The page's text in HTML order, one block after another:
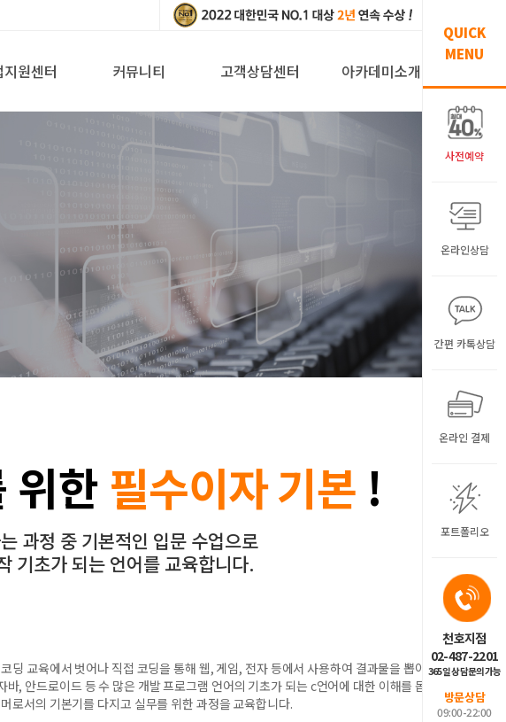
지원센터 커뮤니티 고객상담센터 아카데미소개
QUICK
MENU
사전예약
온라인상담
간편 카톡상담
온라인 결제
포트폴리오
천호지점
02-487-2201
365일 상담문의가능
방문상담
09:00-22:00
위한 필수이자 기본 !
과정 중 기본적인 입문 수업으로
기초가 되는 언어를 교육합니다.
딩 교육에서 벗어나 직접 코딩을 통해 웹, 게임, 전자 등에서 사용하여 결과물을 뽑아내
, 안드로이드 등 수 많은 개발 프로그램 언어의 기초가 되는 c언어에 대한 이해를 돕고
로서의 기본기를 다지고 실무를 위한 과정을 교육합니다.